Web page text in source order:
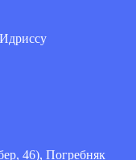
46), Погребняк